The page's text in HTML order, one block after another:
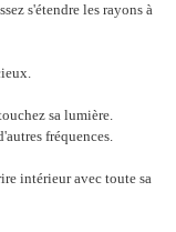
s'étendre les rayons à
sa lumière.
fréquences.
intérieur avec toute sa